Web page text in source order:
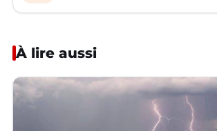
À lire aussi